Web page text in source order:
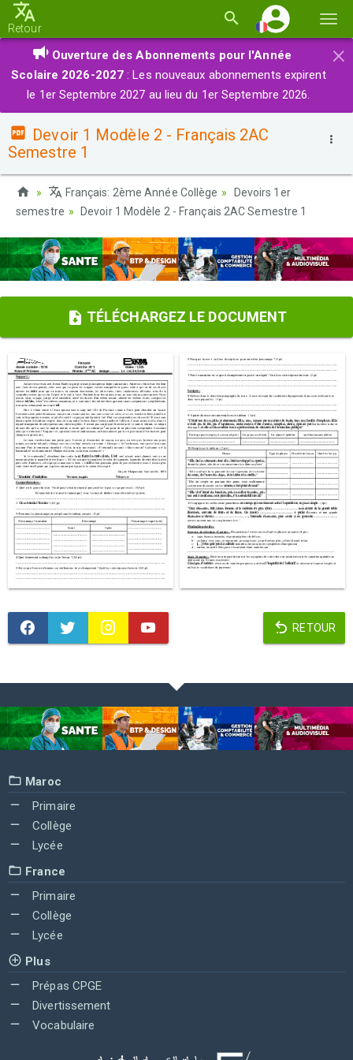
la
Retour
×
Ouverture des Abonnements pour l'Année
Scolaire 2026-2027 : Les nouveaux abonnements expirent
le 1er Septembre 2027 au lieu du 1er Septembre 2026.
Devoir 1 Modèle 2 - Français 2AC
Semestre 1
Français: 2ème Année Collège
Devoirs 1er
semestre
Devoir 1 Modèle 2 - Français 2AC Semestre 1
TÉLÉCHARGEZ LE DOCUMENT
RETOUR
Maroc
Primaire
Collège
Lycée
France
Primaire
Collège
Lycée
Plus
Prépas CPGE
Divertissement
Vocabulaire